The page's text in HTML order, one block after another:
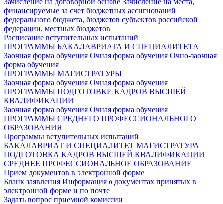
финансируемые за счет бюджетных ассигнований
федерального бюджета, бюджетов субъектов российской
федерации, местных бюджетов
Расписание вступительных испытаний
ПРОГРАММЫ БАКАЛАВРИАТА И СПЕЦИАЛИТЕТА
Заочная форма обучения Очная форма обучения Очно-заочная
форма обучения
ПРОГРАММЫ МАГИСТРАТУРЫ
Заочная форма обучения Очная форма обучения
ПРОГРАММЫ ПОДГОТОВКИ КАДРОВ ВЫСШЕЙ
КВАЛИФИКАЦИИ
Заочная форма обучения Очная форма обучения
ПРОГРАММЫ СРЕДНЕГО ПРОФЕССИОНАЛЬНОГО
ОБРАЗОВАНИЯ
Программы вступительных испытаний
БАКАЛАВРИАТ И СПЕЦИАЛИТЕТ МАГИСТРАТУРА
ПОДГОТОВКА КАДРОВ ВЫСШЕЙ КВАЛИФИКАЦИИ
СРЕДНЕЕ ПРОФЕССИОНАЛЬНОЕ ОБРАЗОВАНИЕ
Прием документов в электронной форме
Бланк заявления Информация о документах принятых в
электронной форме и по почте
Задать вопрос приемной комиссии